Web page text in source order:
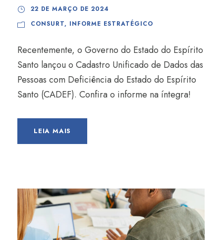
22 DE MARÇO DE 2024
CONSURT, INFORME ESTRATÉGICO
Recentemente, o Governo do Estado do Espírito
Santo lançou o Cadastro Unificado de Dados das
Pessoas com Deficiência do Estado do Espírito
Santo (CADEF). Confira o informe na íntegra!
LEIA MAIS